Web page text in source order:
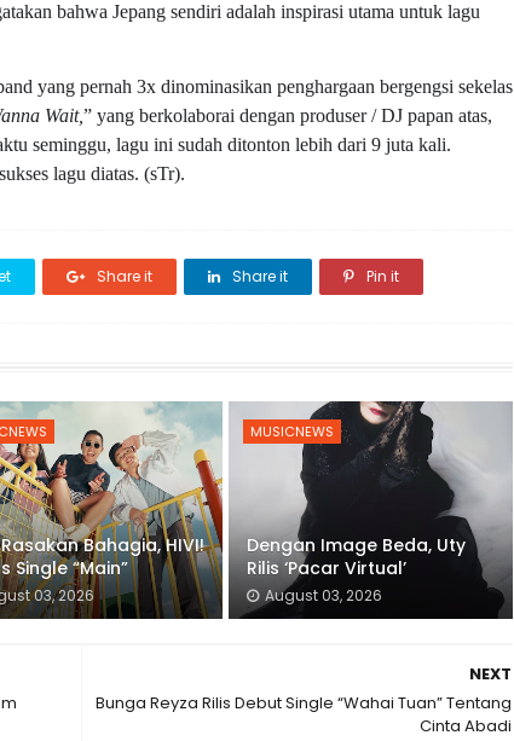
bahwa Jepang sendiri adalah inspirasi utama untuk lagu
yang pernah 3x dinominasikan penghargaan bergengsi sekelas
Wait,” yang berkolaborai dengan produser / DJ papan atas,
seminggu, lagu ini sudah ditonton lebih dari 9 juta kali.
lagu diatas. (sTr).
Share it Share it Pin it
Bahagia, HIVI!
Single “Main”
03, 2026
MUSICNEWS
Dengan Image Beda, Uty
Rilis ‘Pacar Virtual’
August 03, 2026
NEXT
Bunga Reyza Rilis Debut Single “Wahai Tuan” Tentang
Cinta Abadi